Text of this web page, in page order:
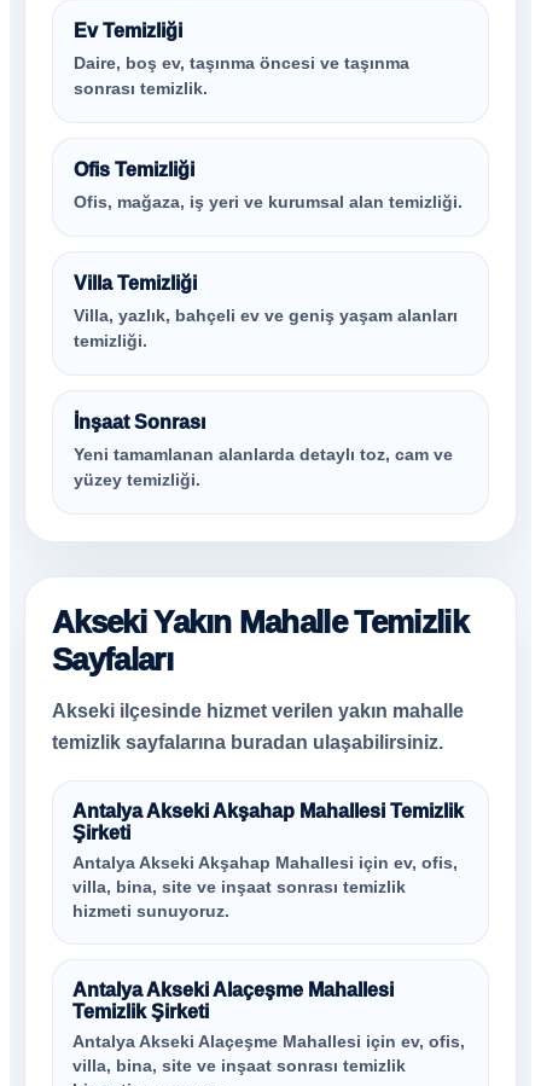
Ev Temizliği
Daire, boş ev, taşınma öncesi ve taşınma
sonrası temizlik.
Ofis Temizliği
Ofis, mağaza, iş yeri ve kurumsal alan temizliği.
Villa Temizliği
Villa, yazlık, bahçeli ev ve geniş yaşam alanları
temizliği.
İnşaat Sonrası
Yeni tamamlanan alanlarda detaylı toz, cam ve
yüzey temizliği.
Akseki Yakın Mahalle Temizlik
Sayfaları
Akseki ilçesinde hizmet verilen yakın mahalle
temizlik sayfalarına buradan ulaşabilirsiniz.
Antalya Akseki Akşahap Mahallesi Temizlik
Şirketi
Antalya Akseki Akşahap Mahallesi için ev, ofis,
villa, bina, site ve inşaat sonrası temizlik
hizmeti sunuyoruz.
Antalya Akseki Alaçeşme Mahallesi
Temizlik Şirketi
Antalya Akseki Alaçeşme Mahallesi için ev, ofis,
villa, bina, site ve inşaat sonrası temizlik